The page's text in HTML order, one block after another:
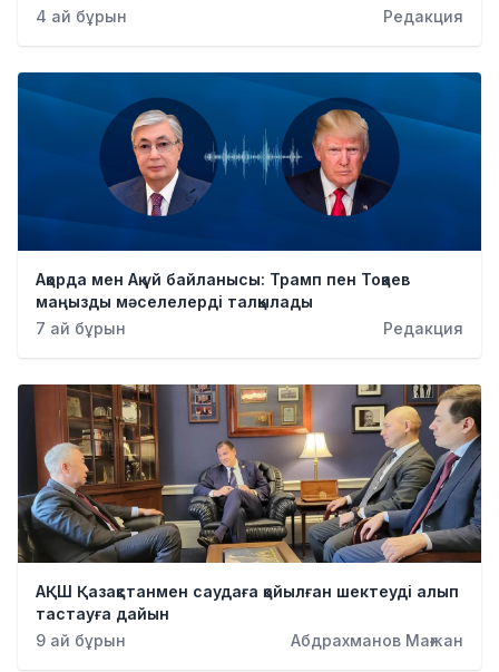
4 ай бұрын
Редакция
Ақорда мен Ақ үй байланысы: Трамп пен Тоқаев
маңызды мәселелерді талқылады
7 ай бұрын
Редакция
АҚШ Қазақстанмен саудаға қойылған шектеуді алып
тастауға дайын
9 ай бұрын
Абдрахманов Мағжан